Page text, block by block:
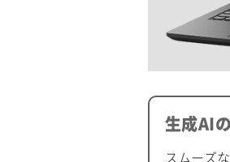
生成AI
スムーズ